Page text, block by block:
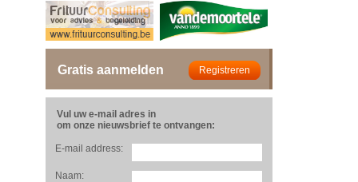
Gratis aanmelden
Vul uw e-mail adres in
om onze nieuwsbrief te ontvangen:
E-mail address:
Naam: